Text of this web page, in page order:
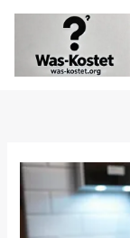
Zum
springen